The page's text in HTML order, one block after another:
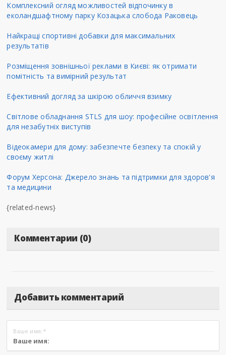
Комплексний огляд можливостей відпочинку в
еколандшафтному парку Козацька слобода Раковець
Найкращі спортивні добавки для максимальних
результатів
Розміщення зовнішньої реклами в Києві: як отримати
помітність та вимірний результат
Ефективний догляд за шкірою обличчя взимку
Світлове обладнання STLS для шоу: професійне освітлення
для незабутніх виступів
Відеокамери для дому: забезпечте безпеку та спокій у
своєму житлі
Форум Херсона: Джерело знань та підтримки для здоров'я
та медицини
{related-news}
Комментарии (0)
Добавить комментарий
Ваше имя: *